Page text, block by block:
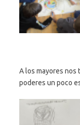
A los mayores
poderes un poco